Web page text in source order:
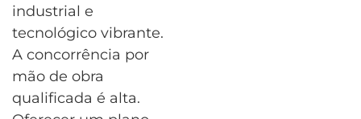
industrial e
tecnológico vibrante.
A concorrência por
mão de obra
qualificada é alta.